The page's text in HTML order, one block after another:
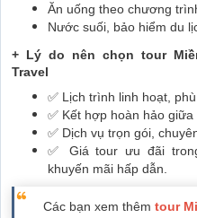
Ăn uống theo chương
Nước suối, bảo hiểm du
+ Lý do nên chọn tour
Travel
✅ Lịch trình linh hoạt,
✅ Kết hợp hoàn hảo
✅ Dịch vụ trọn gói,
✅ Giá tour ưu đãi
khuyến mãi hấp dẫn.
Các bạn xem thêm tour